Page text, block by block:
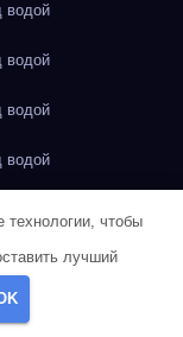
технологии, чтобы
лучший